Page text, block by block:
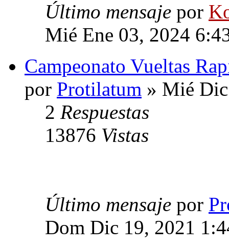
Último mensaje por
Mié Ene 03, 2024
Campeonato Vueltas
por Protilatum » Mié
2 Respuestas
13876 Vistas
Último mensaje por
Dom Dic 19, 2021